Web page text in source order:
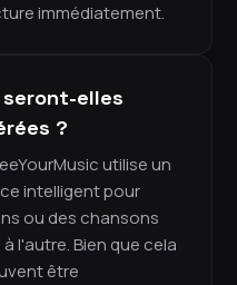
immédiatement.
elles
?
utilise un
intelligent pour
ou des chansons
l'autre. Bien que cela
être